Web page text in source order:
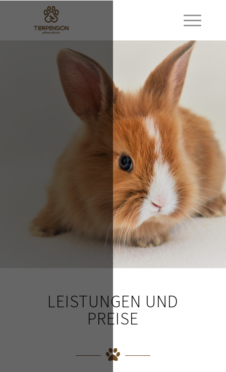
LEISTUNGEN UND
PREISE